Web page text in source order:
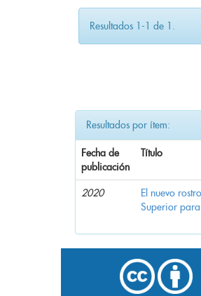
Resultados 1-1 de 1.
Resultados por ítem:
Fecha de
publicación
Título
2020
El nuevo
Superior